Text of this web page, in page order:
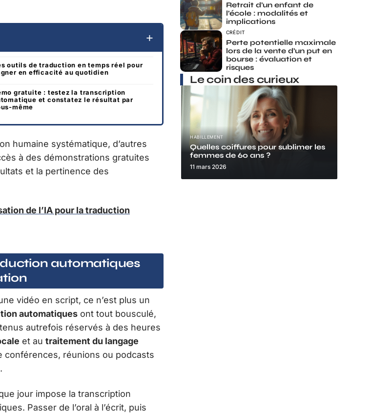
outils de traduction en temps réel pour
en efficacité au quotidien
gratuite : testez la transcription
et constatez le résultat par
même
humaine systématique, d’autres
à des démonstrations gratuites
et la pertinence des
de l’IA pour la traduction
automatiques
vidéo en script, ce n’est plus un
automatiques ont tout bousculé,
autrefois réservés à des heures
et au traitement du langage
conférences, réunions ou podcasts
jour impose la transcription
Passer de l’oral à l’écrit, puis
Retrait d’un enfant de
l’école : modalités et
implications
CRÉDIT
Perte potentielle maximale
lors de la vente d’un put en
bourse : évaluation et
risques
Le coin des curieux
HABILLEMENT
Quelles coiffures pour sublimer les
femmes de 60 ans ?
11 mars 2026